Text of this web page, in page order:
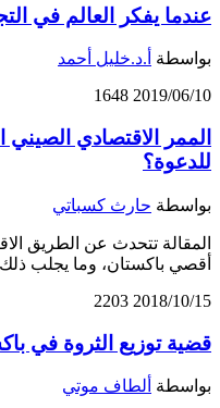
عندما يفكر العالم في
بواسطة أ.د.خليل أحمد
2019/06/10
1648
الممر الاقتصادي
للدعوة؟
بواسطة حارث كسباتي
المقالة تتحدث عن الطريق
أقصي باكستان، وما يجلب
2018/10/15
2203
قضية توزيع الثروة في
بواسطة ألطاف موتي